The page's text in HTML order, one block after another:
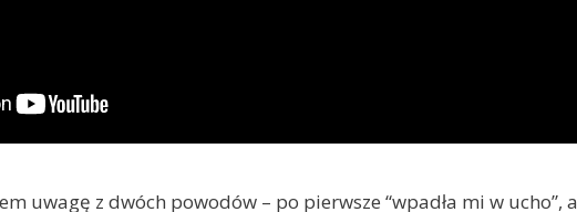
uwagę z dwóch powodów – po pierwsze “wpadła mi w ucho”, a